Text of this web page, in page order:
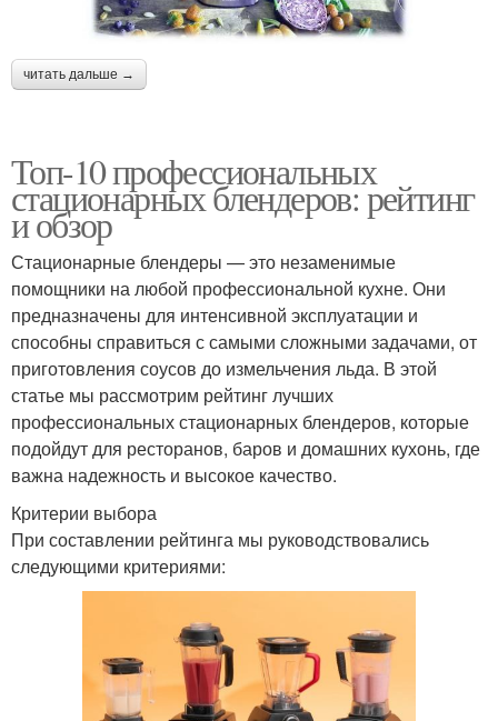
читать дальше →
Топ-10 профессиональных
стационарных блендеров: рейтинг
и обзор
Стационарные блендеры — это незаменимые
помощники на любой профессиональной кухне. Они
предназначены для интенсивной эксплуатации и
способны справиться с самыми сложными задачами, от
приготовления соусов до измельчения льда. В этой
статье мы рассмотрим рейтинг лучших
профессиональных стационарных блендеров, которые
подойдут для ресторанов, баров и домашних кухонь, где
важна надежность и высокое качество.
Критерии выбора
При составлении рейтинга мы руководствовались
следующими критериями: